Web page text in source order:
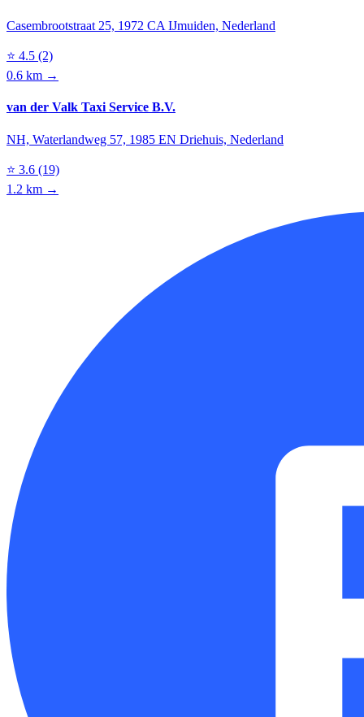
Casembrootstraat 25, 1972 CA IJmuiden, Nederland
⭐ 4.5 (2)
0.6 km →
van der Valk Taxi Service B.V.
NH, Waterlandweg 57, 1985 EN Driehuis, Nederland
⭐ 3.6 (19)
1.2 km →